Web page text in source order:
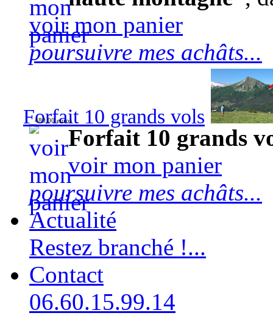
voir mon panier
poursuivre mes achâts...
Forfait 10 grands vols
480,00 euros
Forfait 10 grands
voir mon panier
poursuivre mes achâts...
Actualité
Restez branché !...
Contact
06.60.15.99.14